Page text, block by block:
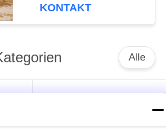
verzinkter
KONTAKT
Alle